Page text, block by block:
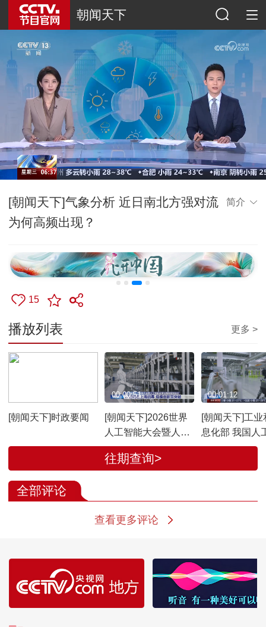
朝闻天下
[朝闻天下]气象分析 近日南北方强对流
为何高频出现？
简介
15
播放列表 更多 >
[朝闻天下]时政要闻
[朝闻天下]2026世界
人工智能大会暨人工
智能全球治理高级别
会议 17日将在上海启
00:00:51
[朝闻天下]工业
息化部 我国人
产业加速发展
00:01:12
往期查询>
全部评论
查看更多评论